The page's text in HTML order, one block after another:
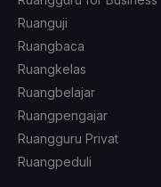
Ruanguji
Ruangbaca
Ruangkelas
Ruangbelajar
Ruangpengajar
Ruangguru Privat
Ruangpeduli